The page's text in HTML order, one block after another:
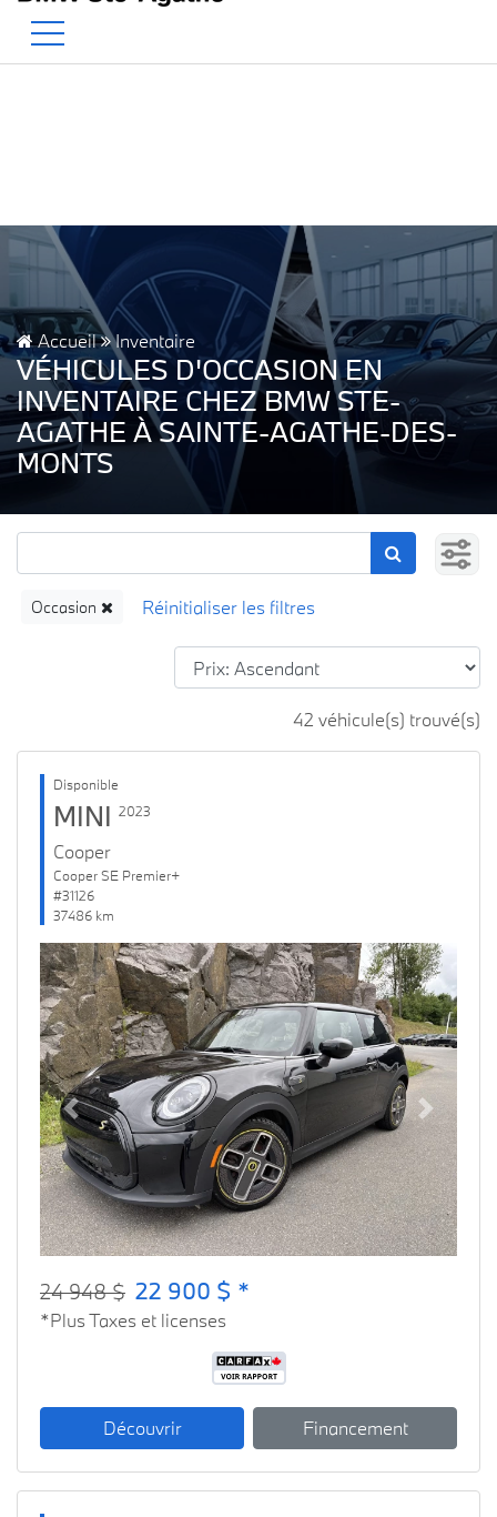
Accueil Inventaire
VÉHICULES D'OCCASION EN
INVENTAIRE CHEZ BMW STE-
AGATHE À SAINTE-AGATHE-DES-
MONTS
Occasion
42 véhicule(s) trouvé(s)
Disponible
MINI 2023
Cooper
Cooper SE Premier+
#31126
37486 km
Previous Next
24 948 $ 22 900 $ *
*Plus Taxes et licenses
Découvrir Financement